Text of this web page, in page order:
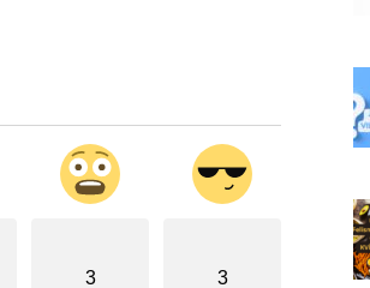
3 3